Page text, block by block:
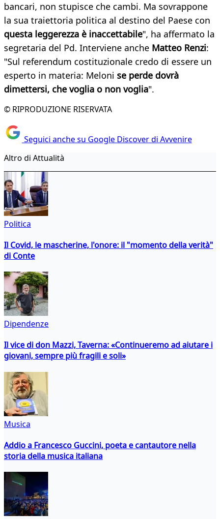
bancari, non stupisce che cambi. Ma sovrappone
la sua traiettoria politica al destino del Paese con
questa leggerezza è inaccettabile", ha affermato la
segretaria del Pd. Interviene anche Matteo Renzi:
"Sul referendum costituzionale credo di essere un
esperto in materia: Meloni se perde dovrà
dimettersi, che voglia o non voglia".
© RIPRODUZIONE RISERVATA
Seguici anche su Google Discover di Avvenire
Altro di Attualità
Politica
Il Covid, le mascherine, l'onore: il "momento della verità"
di Conte
Dipendenze
Il vice di don Mazzi, Taverna: «Continueremo ad aiutare i
giovani, sempre più fragili e soli»
Musica
Addio a Francesco Guccini, poeta e cantautore nella
storia della musica italiana